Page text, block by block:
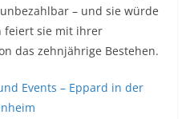
– und sie würde
feiert sie mit ihrer
das zehnjährige Bestehen.
Events – Eppard in der